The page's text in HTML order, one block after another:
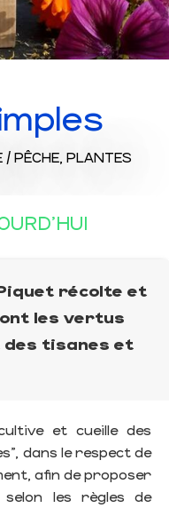
PÊCHE, PLANTES
récolte et
les vertus
des tisanes et
et cueille des
dans le respect de
afin de proposer
les règles de